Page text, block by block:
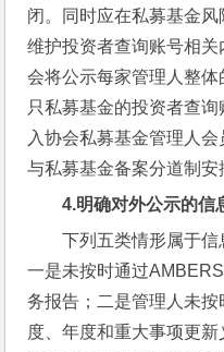
闭。同时应在私募基金
维护投资者查询账号相
会将公示每家管理人整
只私募基金的投资者查
入协会私募基金管理人
与私募基金备案分道制安
4.明确对外公示的信
下列五类情形属于信
一是未按时通过
务报告；二是管理人未
度、年度和重大事项更